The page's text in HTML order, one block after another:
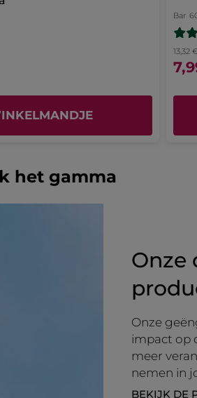
Bar
13,32
het gamma
Onze
Onze
impact op
meer
nemen in
BEKIJK DE